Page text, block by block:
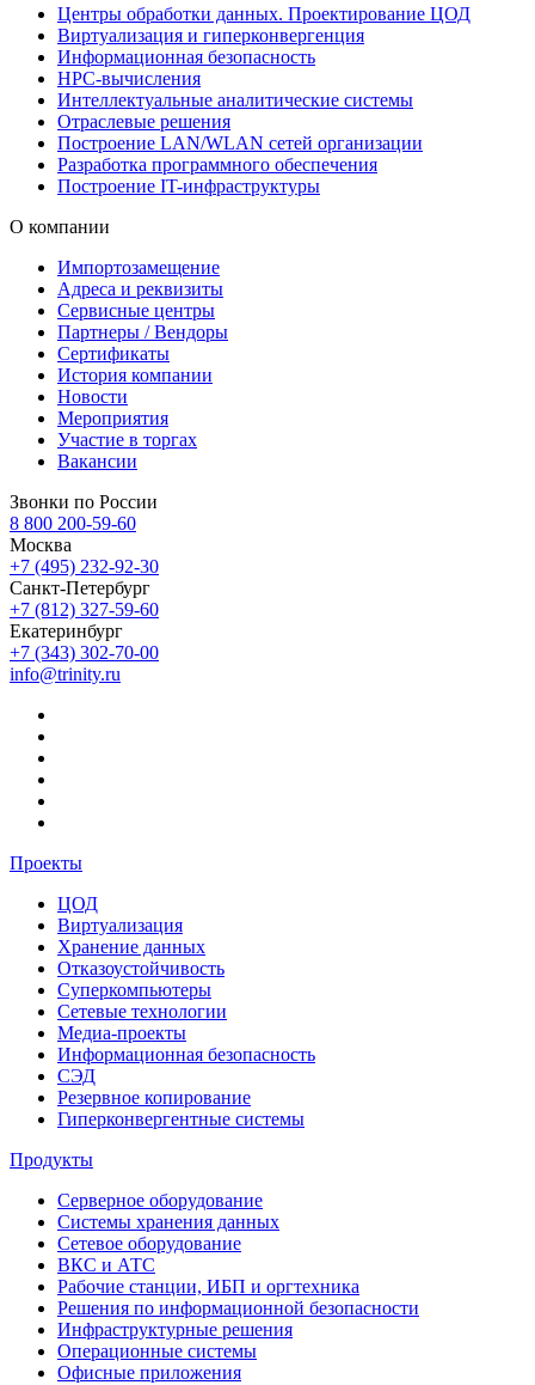
Центры обработки данных. Проектирование ЦОД
Виртуализация и гиперконвергенция
Информационная безопасность
HPC-вычисления
Интеллектуальные аналитические системы
Отраслевые решения
Построение LAN/WLAN сетей организации
Разработка программного обеспечения
Построение IT-инфраструктуры
О компании
Импортозамещение
Адреса и реквизиты
Сервисные центры
Партнеры / Вендоры
Сертификаты
История компании
Новости
Мероприятия
Участие в торгах
Вакансии
Звонки по России
8 800 200-59-60
Москва
+7 (495) 232-92-30
Санкт-Петербург
+7 (812) 327-59-60
Екатеринбург
+7 (343) 302-70-00
info@trinity.ru
Проекты
ЦОД
Виртуализация
Хранение данных
Отказоустойчивость
Суперкомпьютеры
Сетевые технологии
Медиа-проекты
Информационная безопасность
СЭД
Резервное копирование
Гиперконвергентные системы
Продукты
Серверное оборудование
Системы хранения данных
Сетевое оборудование
ВКС и АТС
Рабочие станции, ИБП и оргтехника
Решения по информационной безопасности
Инфраструктурные решения
Операционные системы
Офисные приложения